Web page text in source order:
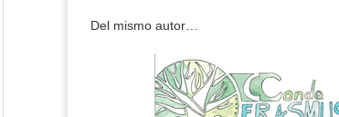
Del mismo autor…